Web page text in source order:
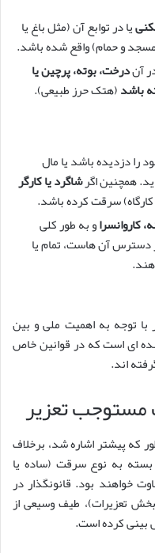
یا در توابع آن (مثل باغ یا
و حمام) واقع شده باشد.
آندرخت، بوته، پرچین یا
باشد(هتک حرز طبیعی).
را دزدیده باشد یا مال
همچنین اگرشاگرد یا کارگر
سرقت کرده باشد.
کاروانسراو به طور کلی
دسترس آن هاست، تمام یا
با توجه به اهمیت ملی و بین
ای است که در قوانین خاص
اند.
تعزیر
که پیشتر اشاره شد، برخلاف
به نوع سرقت (ساده یا
خواهند بود. قانونگذار در
(بخش تعزیرات)، طیف وسیعی از
کرده است.